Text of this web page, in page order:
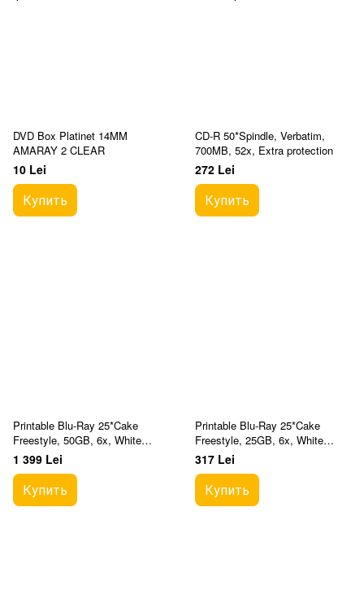
DVD Box Platinet 14MM
AMARAY 2 CLEAR
10 Lei
Купить
CD-R 50*Spindle, Verbatim,
700MB, 52x, Extra protection
272 Lei
Купить
Printable Blu-Ray 25*Cake
Freestyle, 50GB, 6x, White
Inkjet
1 399 Lei
Купить
Printable Blu-Ray 25*Cake
Freestyle, 25GB, 6x, White
Inkjet
317 Lei
Купить